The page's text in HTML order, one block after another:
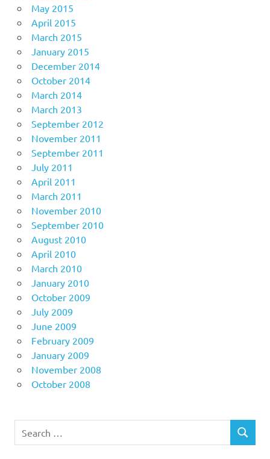
May 2015
April 2015
March 2015
January 2015
December 2014
October 2014
March 2014
March 2013
September 2012
November 2011
September 2011
July 2011
April 2011
March 2011
November 2010
September 2010
August 2010
April 2010
March 2010
January 2010
October 2009
July 2009
June 2009
February 2009
January 2009
November 2008
October 2008
for:
SEARCH